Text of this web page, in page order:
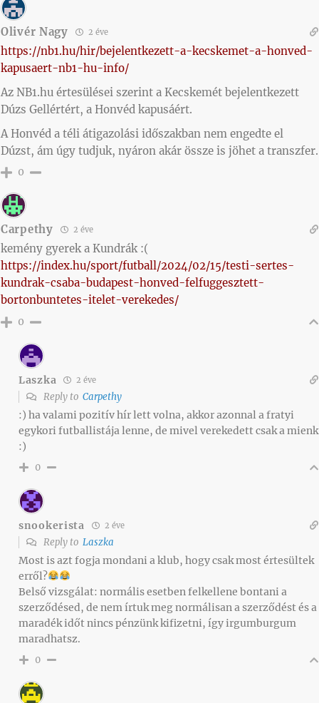
Olivér Nagy 2 éve
https://nb1.hu/hir/bejelentkezett-a-kecskemet-a-honved-
kapusaert-nb1-hu-info/
Az NB1.hu értesülései szerint a Kecskemét bejelentkezett
Dúzs Gellértért, a Honvéd kapusáért.
A Honvéd a téli átigazolási időszakban nem engedte el
Dúzst, ám úgy tudjuk, nyáron akár össze is jöhet a transzfer.
0
Carpethy 2 éve
kemény gyerek a Kundrák :(
https://index.hu/sport/futball/2024/02/15/testi-sertes-
kundrak-csaba-budapest-honved-felfuggesztett-
bortonbuntetes-itelet-verekedes/
0
Laszka 2 éve
Reply to Carpethy
:) ha valami pozitív hír lett volna, akkor azonnal a fratyi
egykori futballistája lenne, de mivel verekedett csak a mienk
:)
0
snookerista 2 éve
Reply to Laszka
Most is azt fogja mondani a klub, hogy csak most értesültek
erről?
Belső vizsgálat: normális esetben felkellene bontani a
szerződésed, de nem írtuk meg normálisan a szerződést és a
maradék időt nincs pénzünk kifizetni, így irgumburgum
maradhatsz.
0